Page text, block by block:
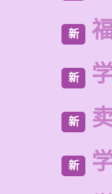
新
新
新
新